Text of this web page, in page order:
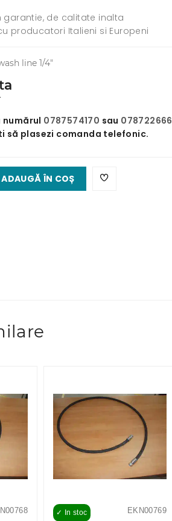
garantie, de calitate inalta
producatori Italieni si Europeni
line 1/4"
0787574170 sau
să plasezi comanda telefonic.
ADAUGĂ ÎN COȘ
EKN00769
✓ In stoc